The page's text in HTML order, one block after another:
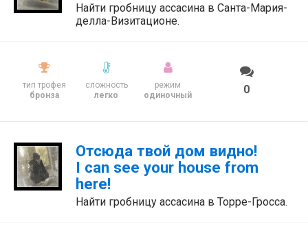
Найти гробницу ассасина в Санта-Мария-
делла-Визитационе.
тип трофея
бронза
сложность
легко
режим
одиночный
0
Отсюда твой дом видно!
I can see your house from
here!
Найти гробницу ассасина в Торре-Гросса.